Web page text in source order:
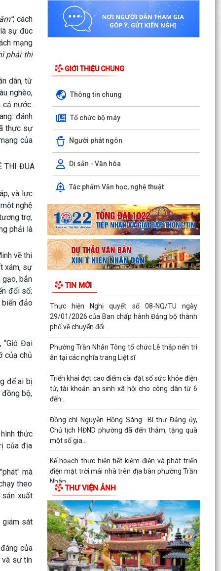
; cách
sự đúc
mạng
phải thi
dân, từ
nghèo,
cả nước.
đánh
thực sự
của
THI ĐUA
và lực
nghệ
trợ,
phải là
về thi
xám, sự
gạo, bắn
đổi số;
biển đảo
“Gió Đại
của chủ
để ai bị
đồng bộ,
thức
của địa
mà
theo
xuất
giám sát
của
và sự tín
GIỚI THIỆU CHUNG
Thông tin chung
Tổ chức bộ máy
Người phát ngôn
Di sản - Văn hóa
Tác phẩm Văn học, nghệ thuật
TIN MỚI
Kiến tạo “Thế” quốc gia: Bước chuyển của tư duy
đối ngoại Việt Nam trong kỷ nguyên mới
PHÁT HUY GIÁ TRỊ CÁC DI TÍCH VĂN HÓA
TRONG KỶ NGUYÊN MỚI Ở PHƯỜNG TRẦN
NHÂN TÔNG, THÀNH PHỐ HẢI...
Phường Trần Nhân Tông tham dự hội nghị trực
tuyến báo cáo viên thành phố tháng 7/2026
Lãnh đạo phường kiểm tra các trạm bơm, hồ
đập sau mưa lớn
Kế hoạch Tuyên truyền “Chiến dịch 500 ngày
xác định...
Thực hiện Nghị quyết số 08-NQ/TU ngày
29/01/2026 của Ban chấp hành Đảng bộ thành
phố về chuyển đổi...
Phường Trần Nhân Tông tổ chức Lễ thắp nến tri
ân tại các nghĩa trang Liệt sĩ
Triển khai đợt cao điểm cài đặt sổ sức khỏe điện
tử, tài khoản an sinh xã hội cho công dân từ 6
đến...
Đồng chí Nguyễn Hồng Sáng- Bí thư Đảng ủy,
Chủ tịch HĐND phường đã đến thăm, tặng quà
một số gia...
Kế hoạch thực hiện tiết kiệm điện và phát triển
điện mặt trời mái nhà trên địa bàn phường Trần
Nhân...
Quyết định về việc cho phép chuyển mục đích sử
dụng đất
Hội nghị trực tuyến đánh giá tiến độ triển khai
công tác khám sức khoẻ định kỳ, khám sàng lọc
miễn...
THƯ VIỆN ẢNH